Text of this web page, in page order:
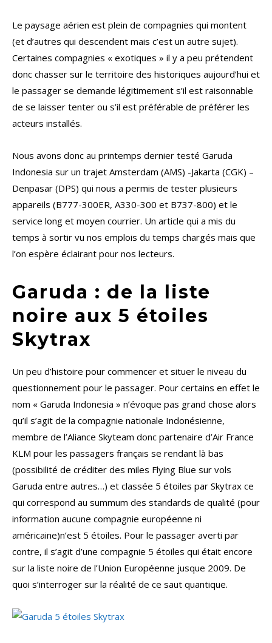
Le paysage aérien est plein de compagnies qui montent
(et d’autres qui descendent mais c’est un autre sujet).
Certaines compagnies « exotiques » il y a peu prétendent
donc chasser sur le territoire des historiques aujourd’hui et
le passager se demande légitimement s’il est raisonnable
de se laisser tenter ou s’il est préférable de préférer les
acteurs installés.
Nous avons donc au printemps dernier testé Garuda
Indonesia sur un trajet Amsterdam (AMS) -Jakarta (CGK) –
Denpasar (DPS) qui nous a permis de tester plusieurs
appareils (B777-300ER, A330-300 et B737-800) et le
service long et moyen courrier. Un article qui a mis du
temps à sortir vu nos emplois du temps chargés mais que
l’on espère éclairant pour nos lecteurs.
Garuda : de la liste
noire aux 5 étoiles
Skytrax
Un peu d’histoire pour commencer et situer le niveau du
questionnement pour le passager. Pour certains en effet le
nom « Garuda Indonesia » n’évoque pas grand chose alors
qu’il s’agit de la compagnie nationale Indonésienne,
membre de l’Aliance Skyteam donc partenaire d’Air France
KLM pour les passagers français se rendant là bas
(possibilité de créditer des miles Flying Blue sur vols
Garuda entre autres…) et classée 5 étoiles par Skytrax ce
qui correspond au summum des standards de qualité (pour
information aucune compagnie européenne ni
américaine)n’est 5 étoiles. Pour le passager averti par
contre, il s’agit d’une compagnie 5 étoiles qui était encore
sur la liste noire de l’Union Européenne jusque 2009. De
quoi s’interroger sur la réalité de ce saut quantique.